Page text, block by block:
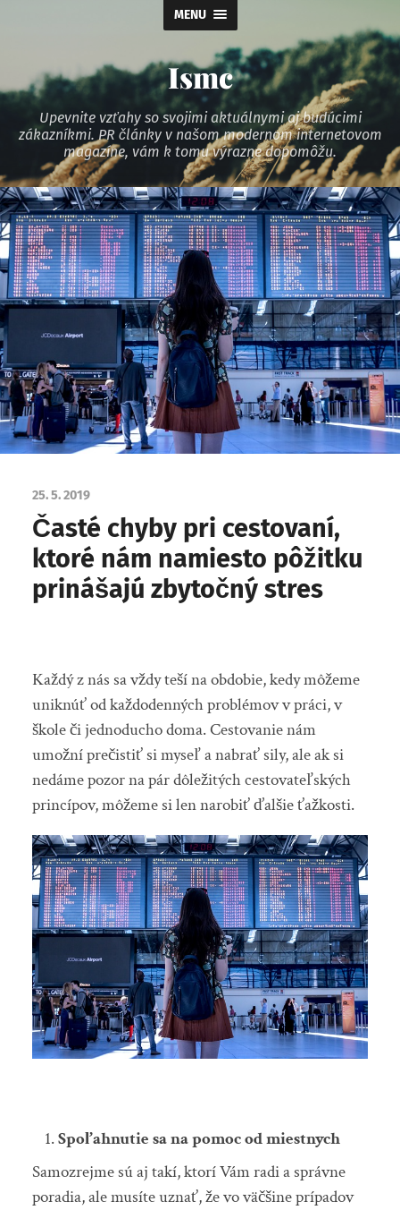
MENU
Ismc
Upevnite vzťahy so svojimi aktuálnymi aj budúcimi
zákazníkmi. PR články v našom modernom internetovom
magazíne, vám k tomu výrazne dopomôžu.
25. 5. 2019
Časté chyby pri cestovaní,
ktoré nám namiesto pôžitku
prinášajú zbytočný stres
Každý z nás sa vždy teší na obdobie, kedy môžeme
uniknúť od každodenných problémov v práci, v
škole či jednoducho doma. Cestovanie nám
umožní prečistiť si myseľ a nabrať sily, ale ak si
nedáme pozor na pár dôležitých cestovateľských
princípov, môžeme si len narobiť ďalšie ťažkosti.
Spoľahnutie sa na pomoc od miestnych
Samozrejme sú aj takí, ktorí Vám radi a správne
poradia, ale musíte uznať, že vo väčšine prípadov